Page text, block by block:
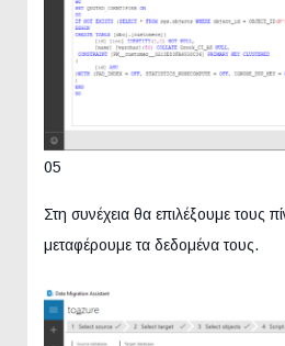
05
Στη συνέχεια θα επιλέξουμε τους
μεταφέρουμε τα δεδομένα τους.